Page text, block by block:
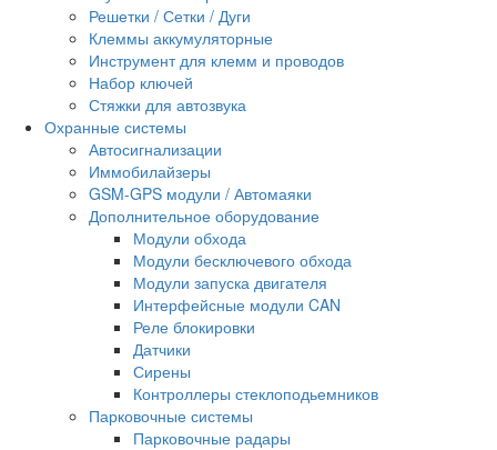
Решетки / Сетки / Дуги
Клеммы аккумуляторные
Инструмент для клемм и проводов
Набор ключей
Стяжки для автозвука
Охранные системы
Автосигнализации
Иммобилайзеры
GSM-GPS модули / Автомаяки
Дополнительное оборудование
Модули обхода
Модули бесключевого обхода
Модули запуска двигателя
Интерфейсные модули CAN
Реле блокировки
Датчики
Сирены
Контроллеры стеклоподьемников
Парковочные системы
Парковочные радары